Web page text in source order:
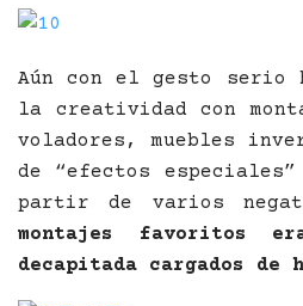
Aún con el gesto serio
la creatividad con
voladores, muebles
de “efectos
partir de varios
montajes favoritos
decapitada cargados de